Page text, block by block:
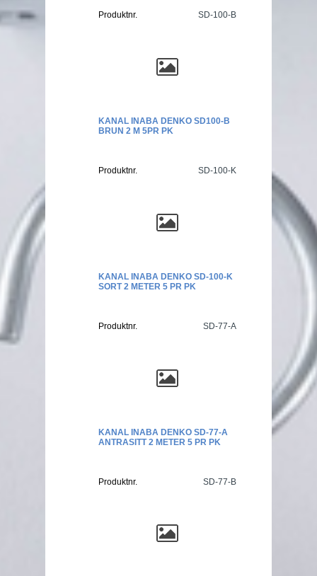
Produktnr. SD-100-B
KANAL INABA DENKO SD100-B
BRUN 2 M 5PR PK
Produktnr. SD-100-K
KANAL INABA DENKO SD-100-K
SORT 2 METER 5 PR PK
Produktnr. SD-77-A
KANAL INABA DENKO SD-77-A
ANTRASITT 2 METER 5 PR PK
Produktnr. SD-77-B